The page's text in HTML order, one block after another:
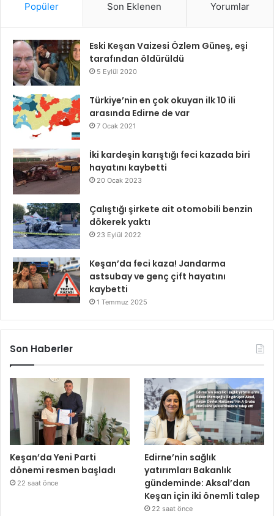
Popüler Son Eklenen Yorumlar
Eski Keşan Vaizesi Özlem Güneş, eşi
tarafından öldürüldü
5 Eylül 2020
Türkiye’nin en çok okuyan ilk 10 ili
arasında Edirne de var
7 Ocak 2021
İki kardeşin karıştığı feci kazada biri
hayatını kaybetti
20 Ocak 2023
Çalıştığı şirkete ait otomobili benzin
dökerek yaktı
23 Eylül 2022
Keşan’da feci kaza! Jandarma
astsubay ve genç çift hayatını
kaybetti
1 Temmuz 2025
Son Haberler
Keşan’da Yeni Parti
dönemi resmen başladı
22 saat önce
Edirne’nin sağlık
yatırımları Bakanlık
gündeminde: Aksal’dan
Keşan için iki önemli talep
22 saat önce